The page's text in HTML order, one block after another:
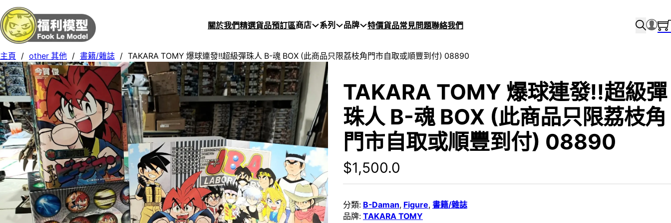
關於我們精選貨品預訂區商店 系列 品牌 特價貨品常見問題聯絡我們
主頁 / other 其他 / 書籍/雜誌 / TAKARA TOMY 爆球連發!!超級彈珠人 B-魂 BOX (此商品只限荔枝角門市自取或順豐到付) 08890
TAKARA TOMY 爆球連發!!超級彈
珠人 B-魂 BOX (此商品只限荔枝角
門市自取或順豐到付) 08890
$1,500.0
分類: B-Daman, Figure, 書籍/雜誌
品牌: TAKARA TOMY